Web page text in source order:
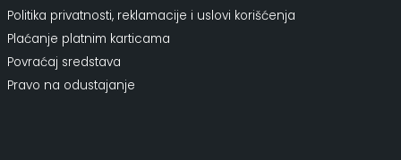
Politika privatnosti, reklamacije i uslovi korišćenja
Plaćanje platnim karticama
Povraćaj sredstava
Pravo na odustajanje